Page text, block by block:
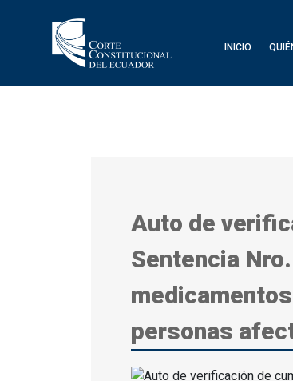
INICIO
Auto de
Sentencia
personas